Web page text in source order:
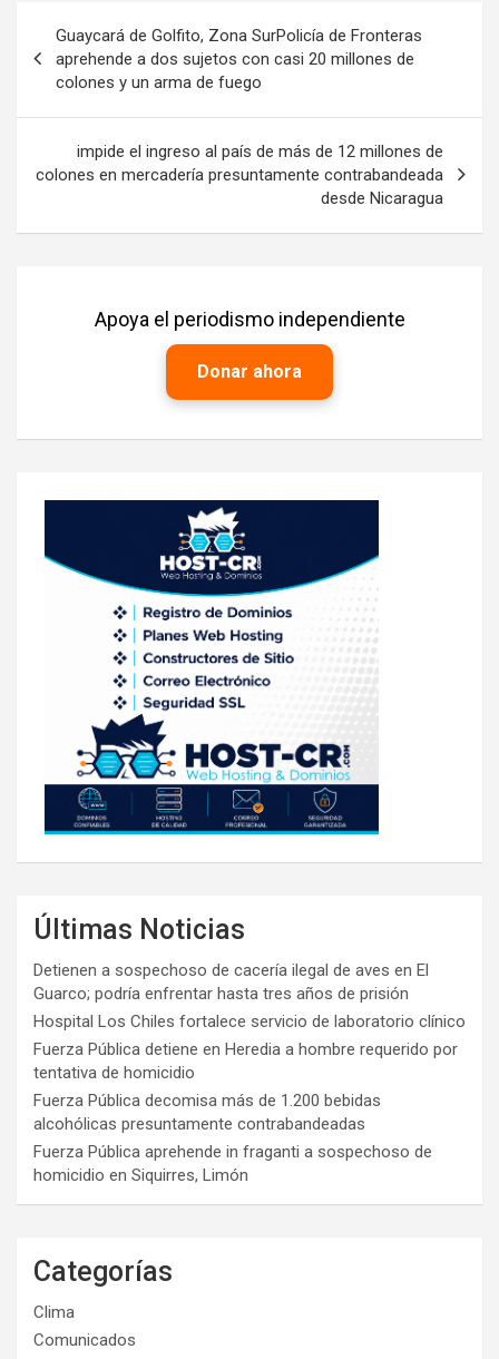
de
entradas
Guaycará de Golfito, Zona SurPolicía de Fronteras
aprehende a dos sujetos con casi 20 millones de
colones y un arma de fuego
impide el ingreso al país de más de 12 millones de
colones en mercadería presuntamente contrabandeada
desde Nicaragua
Apoya el periodismo independiente
Donar ahora
Últimas Noticias
Detienen a sospechoso de cacería ilegal de aves en El
Guarco; podría enfrentar hasta tres años de prisión
Hospital Los Chiles fortalece servicio de laboratorio clínico
Fuerza Pública detiene en Heredia a hombre requerido por
tentativa de homicidio
Fuerza Pública decomisa más de 1.200 bebidas
alcohólicas presuntamente contrabandeadas
Fuerza Pública aprehende in fraganti a sospechoso de
homicidio en Siquirres, Limón
Categorías
Clima
Comunicados